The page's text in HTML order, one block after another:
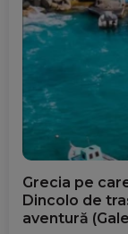
Grecia pe
Dincolo de
aventură